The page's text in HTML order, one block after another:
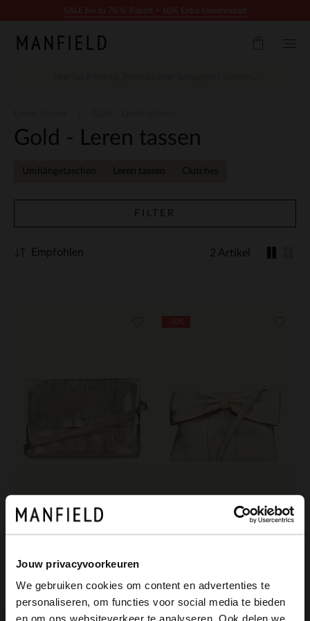
Jouw privacyvoorkeuren
We gebruiken cookies om content en advertenties te
personaliseren, om functies voor social media te bieden
Gold - Leren tassen
Umhängetaschen Leren tassen Clutches
FILTER
2 Artikel
Empfohlen
Manfield
Goldfarbene Leder-Clutch in Metallic-Optik Goldfarbene Leder-Schultertasche mit Schleife